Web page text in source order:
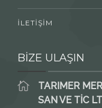
İLETİŞİM
BİZE ULAŞIN
TARIMER
SAN VE TİC